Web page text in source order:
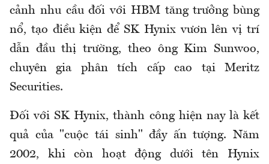
cảnh nhu cầu đối với HBM tăng trưởng bùng
nổ, tạo điều kiện để SK Hynix vươn lên vị trí
dẫn đầu thị trường, theo ông Kim Sunwoo,
chuyên gia phân tích cấp cao tại Meritz
Securities.
Đối với SK Hynix, thành công hiện nay là kết
quả của "cuộc tái sinh" đầy ấn tượng. Năm
2002, khi còn hoạt động dưới tên Hynix